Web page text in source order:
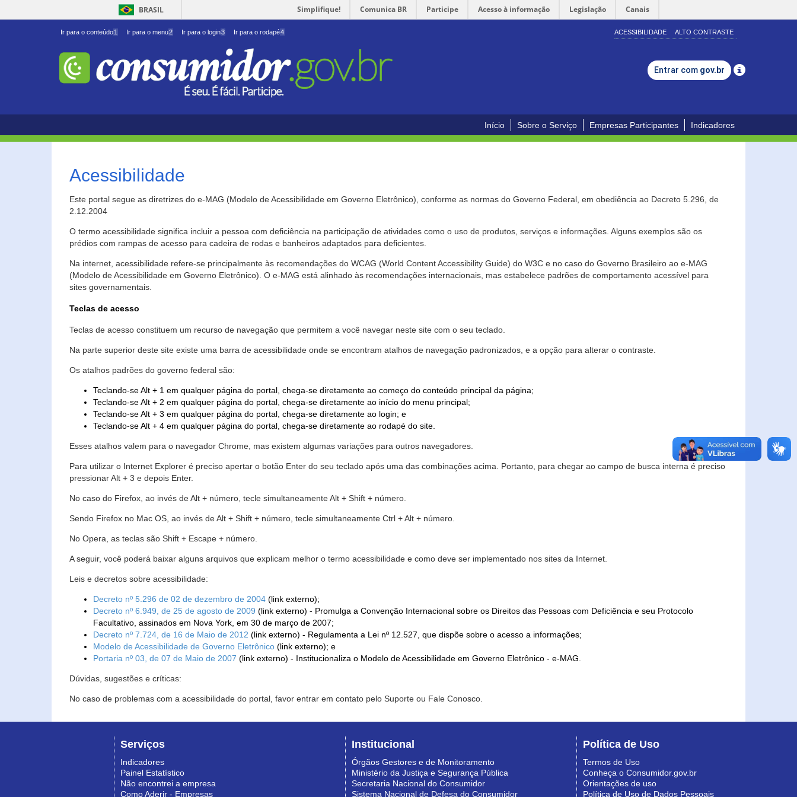
BRASIL Simplifique! Comunica BR Participe Acesso à informação Legislação Canais
Ir para o conteúdo1 Ir para o menu2 Ir para o login3 Ir para o rodapé4 ACESSIBILIDADE ALTO CONTRASTE
Entrar com gov.br
Início Sobre o Serviço Empresas Participantes Indicadores
Acessibilidade
Este portal segue as diretrizes do e-MAG (Modelo de Acessibilidade em Governo Eletrônico), conforme as normas do Governo Federal, em obediência ao Decreto 5.296, de
2.12.2004
O termo acessibilidade significa incluir a pessoa com deficiência na participação de atividades como o uso de produtos, serviços e informações. Alguns exemplos são os
prédios com rampas de acesso para cadeira de rodas e banheiros adaptados para deficientes.
Na internet, acessibilidade refere-se principalmente às recomendações do WCAG (World Content Accessibility Guide) do W3C e no caso do Governo Brasileiro ao e-MAG
(Modelo de Acessibilidade em Governo Eletrônico). O e-MAG está alinhado às recomendações internacionais, mas estabelece padrões de comportamento acessível para
sites governamentais.
Teclas de acesso
Teclas de acesso constituem um recurso de navegação que permitem a você navegar neste site com o seu teclado.
Na parte superior deste site existe uma barra de acessibilidade onde se encontram atalhos de navegação padronizados, e a opção para alterar o contraste.
Os atalhos padrões do governo federal são:
Teclando-se Alt + 1 em qualquer página do portal, chega-se diretamente ao começo do conteúdo principal da página;
Teclando-se Alt + 2 em qualquer página do portal, chega-se diretamente ao início do menu principal;
Teclando-se Alt + 3 em qualquer página do portal, chega-se diretamente ao login; e
Teclando-se Alt + 4 em qualquer página do portal, chega-se diretamente ao rodapé do site.
Esses atalhos valem para o navegador Chrome, mas existem algumas variações para outros navegadores.
Para utilizar o Internet Explorer é preciso apertar o botão Enter do seu teclado após uma das combinações acima. Portanto, para chegar ao campo de busca interna é preciso
pressionar Alt + 3 e depois Enter.
No caso do Firefox, ao invés de Alt + número, tecle simultaneamente Alt + Shift + número.
Sendo Firefox no Mac OS, ao invés de Alt + Shift + número, tecle simultaneamente Ctrl + Alt + número.
No Opera, as teclas são Shift + Escape + número.
A seguir, você poderá baixar alguns arquivos que explicam melhor o termo acessibilidade e como deve ser implementado nos sites da Internet.
Leis e decretos sobre acessibilidade:
Decreto nº 5.296 de 02 de dezembro de 2004 (link externo);
Decreto nº 6.949, de 25 de agosto de 2009 (link externo) - Promulga a Convenção Internacional sobre os Direitos das Pessoas com Deficiência e seu Protocolo
Facultativo, assinados em Nova York, em 30 de março de 2007;
Decreto nº 7.724, de 16 de Maio de 2012 (link externo) - Regulamenta a Lei nº 12.527, que dispõe sobre o acesso a informações;
Modelo de Acessibilidade de Governo Eletrônico (link externo); e
Portaria nº 03, de 07 de Maio de 2007 (link externo) - Institucionaliza o Modelo de Acessibilidade em Governo Eletrônico - e-MAG.
Dúvidas, sugestões e críticas:
No caso de problemas com a acessibilidade do portal, favor entrar em contato pelo Suporte ou Fale Conosco.
Serviços
Indicadores
Painel Estatístico
Não encontrei a empresa
Como Aderir - Empresas
Institucional
Órgãos Gestores e de Monitoramento
Ministério da Justiça e Segurança Pública
Secretaria Nacional do Consumidor
Sistema Nacional de Defesa do Consumidor
Política de Uso
Termos de Uso
Conheça o Consumidor.gov.br
Orientações de uso
Política de Uso de Dados Pessoais